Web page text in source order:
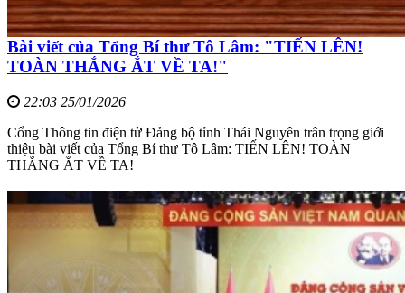
Bài viết của Tổng Bí thư Tô Lâm: "TIẾN LÊN!
TOÀN THẮNG ẮT VỀ TA!"
22:03 25/01/2026
Cổng Thông tin điện tử Đảng bộ tỉnh Thái Nguyên trân trọng giới
thiệu bài viết của Tổng Bí thư Tô Lâm: TIẾN LÊN! TOÀN
THẮNG ẮT VỀ TA!